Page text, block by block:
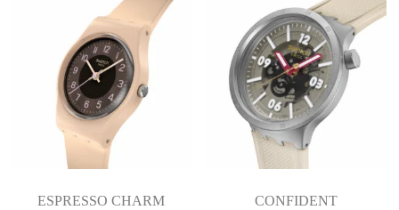
ESPRESSO CHARM
CONFIDENT